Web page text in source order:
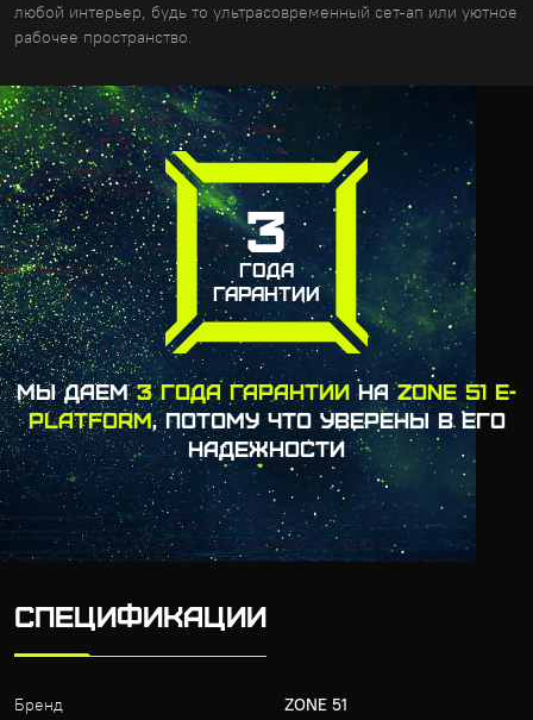
любой интерьер, будь то ультрасовременный сет-ап или уютное
рабочее пространство.
3
ГОДА
ГАРАНТИИ
МЫ ДАЕМ3 ГОДА ГАРАНТИИ НАZONE 51 E-
PLATFORM, ПОТОМУ ЧТО УВЕРЕНЫ В ЕГО
НАДЕЖНОСТИ
СПЕЦИФИКАЦИИ
Бренд ZONE 51